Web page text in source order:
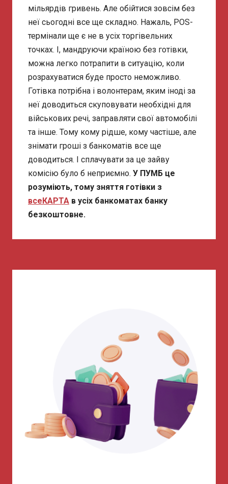
мільярдів гривень. Але обійтися зовсім без
неї сьогодні все ще складно. Нажаль, POS-
термінали ще є не в усіх торгівельних
точках. І, мандруючи країною без готівки,
можна легко потрапити в ситуацію, коли
розрахуватися буде просто неможливо.
Готівка потрібна і волонтерам, яким іноді за
неї доводиться скуповувати необхідні для
військових речі, заправляти свої автомобілі
та інше. Тому кому рідше, кому частіше, але
знімати гроші з банкоматів все ще
доводиться. І сплачувати за це зайву
комісію було б неприємно. У ПУМБ це
розуміють, тому зняття готівки з
всеКАРТА в усіх банкоматах банку
безкоштовне.